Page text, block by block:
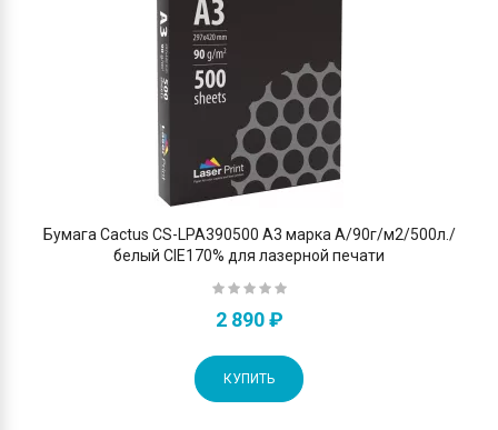
Бумага Cactus CS-LPA390500 A3 марка A/90г/м2/500л./
белый CIE170% для лазерной печати
2 890 ₽
КУПИТЬ